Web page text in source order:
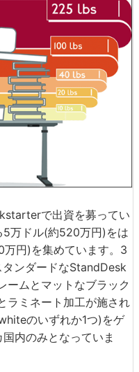
で出資を募ってい
5万ドル(約520万円)をは
円)を集めています。3
ンダードなStandDesk
ームとマットなブラック
ラミネート加工が施され
のいずれか1つ)をゲ
内のみとなっていま